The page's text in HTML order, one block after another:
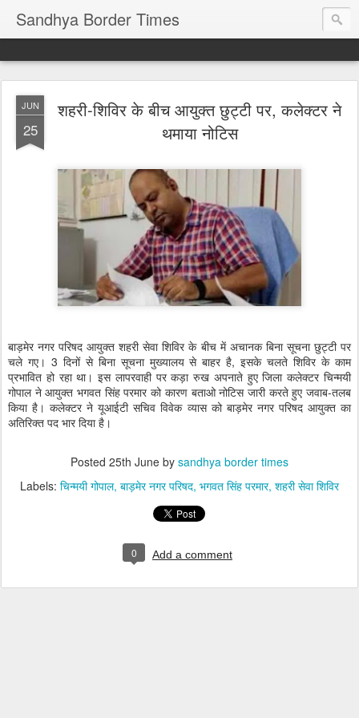
Sandhya Border Times
JUN
25
शहरी-शिविर के बीच आयुक्त छुट्टी पर, कलेक्टर ने
थमाया नोटिस
बाड़मेर नगर परिषद आयुक्त शहरी सेवा शिविर के बीच में अचानक बिना सूचना छुट्टी पर
चले गए। 3 दिनों से बिना सूचना मुख्यालय से बाहर है, इसके चलते शिविर के काम
प्रभावित हो रहा था। इस लापरवाही पर कड़ा रुख अपनाते हुए जिला कलेक्टर चिन्मयी
गोपाल ने आयुक्त भगवत सिंह परमार को कारण बताओ नोटिस जारी करते हुए जवाब-तलब
किया है। कलेक्टर ने यूआईटी सचिव विवेक व्यास को बाड़मेर नगर परिषद आयुक्त का
अतिरिक्त पद भार दिया है।
Posted 25th June by sandhya border times
Labels: चिन्मयी गोपाल बाड़मेर नगर परिषद भगवत सिंह परमार शहरी सेवा शिविर
0 Add a comment